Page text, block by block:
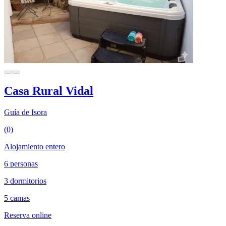
Casa Rural Vidal
Guía de Isora
(0)
Alojamiento entero
6 personas
3 dormitorios
5 camas
Reserva online